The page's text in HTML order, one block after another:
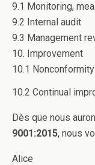
9.1 Monitoring,
9.2 Internal audit
9.3 Management
10. Improvement
10.1
10.2 Continual
Dès que nous
9001:2015, nous
Alice